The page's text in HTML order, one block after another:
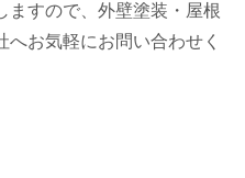
ますので、外壁塗装・屋根
お気軽にお問い合わせく